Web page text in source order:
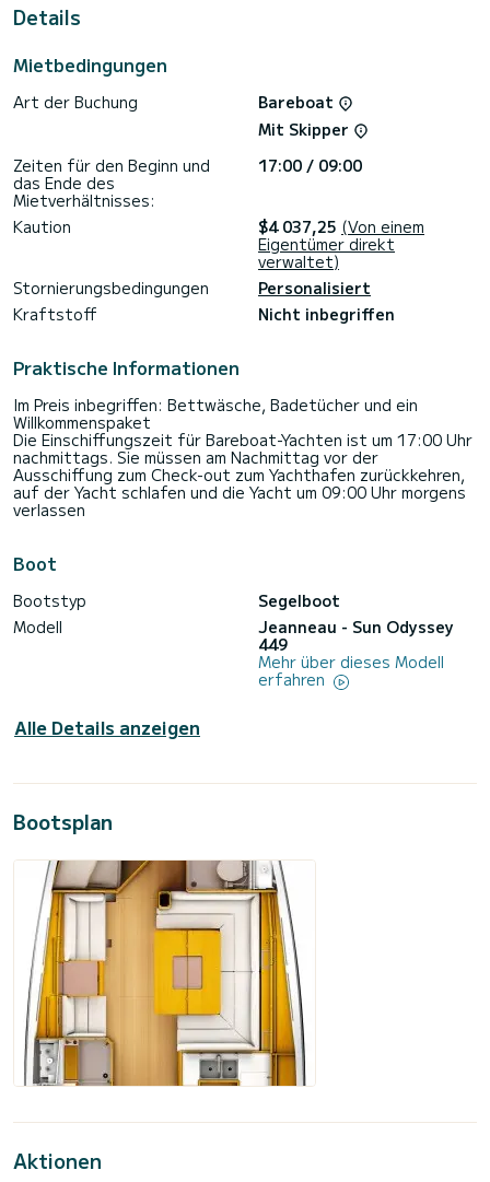
Diese Sun Odyssey 449 ist mit 2 Toiletten mit Dusche
Es verfügt über folgende Ausstattung: Autopilot,
Buchungsanfragen und Angebote werden direkt von
SamBoat bearbeitet. Über die Plattform erhalten Sie die
Details
Mietbedingungen
Art der Buchung
Bareboat
Mit Skipper
Zeiten für den Beginn und
das Ende des
Mietverhältnisses:
17:00 / 09:00
Kaution $4 037,25 (Von einem
Eigentümer direkt
verwaltet)
Stornierungsbedingungen
Personalisiert
Kraftstoff
Nicht inbegriffen
Praktische Informationen
Im Preis inbegriffen: Bettwäsche, Badetücher und ein
Willkommenspaket
Die Einschiffungszeit für Bareboat-Yachten ist um 17:00 Uhr
nachmittags. Sie müssen am Nachmittag vor der
Ausschiffung zum Check-out zum Yachthafen zurückkehren,
auf der Yacht schlafen und die Yacht um 09:00 Uhr morgens
verlassen
Boot
Bootstyp
Segelboot
Modell
Jeanneau - Sun Odyssey
449
Mehr über dieses Modell
erfahren
Alle Details anzeigen
Bootsplan
Aktionen